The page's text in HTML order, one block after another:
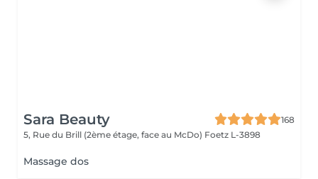
Sara Beauty
168
5, Rue du Brill (2ème étage, face au McDo) Foetz L-3898
Massage dos